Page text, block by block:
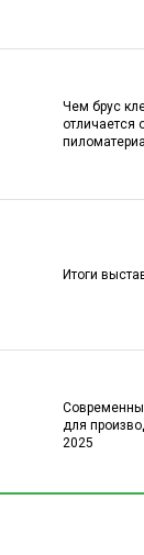
Чем брус
отличается
Итоги
для
2025